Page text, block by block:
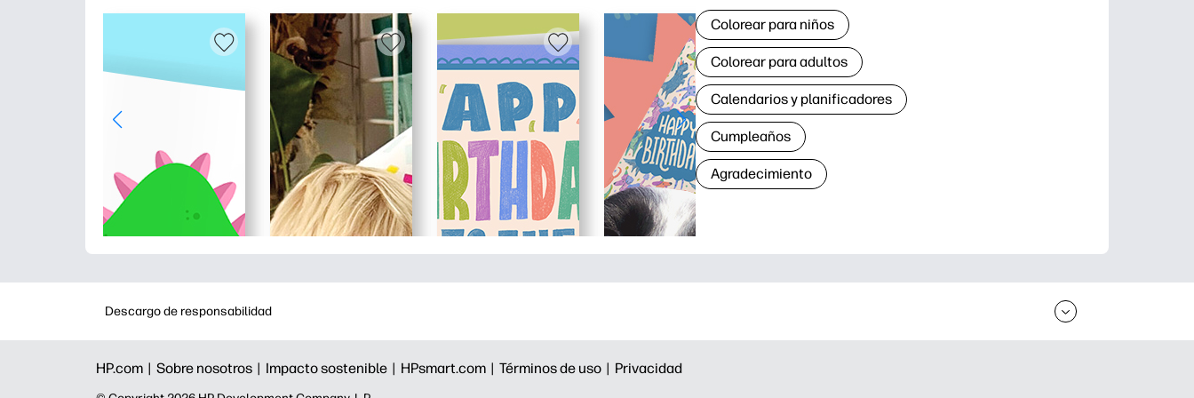
Colorear para niños
Colorear para adultos
Calendarios y planificadores
Cumpleaños
Agradecimiento
Descargo de responsabilidad
HP.com | Sobre nosotros | Impacto sostenible | HPsmart.com | Términos de uso | Privacidad